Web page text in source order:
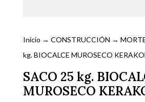
Inicio → CONSTRUCCIÓN →
kg. BIOCALCE MUROSECO
SACO 25 kg.
MUROSECO